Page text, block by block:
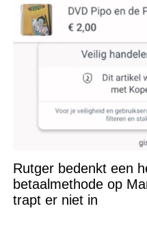
Rutger bedenkt een
betaalmethode op
trapt er niet in